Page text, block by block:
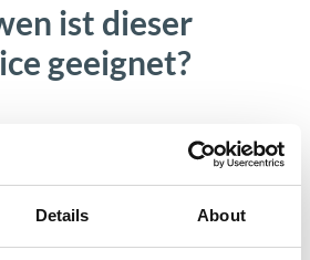
Details About
ist dieser
geeignet?
Nutzen erzielen